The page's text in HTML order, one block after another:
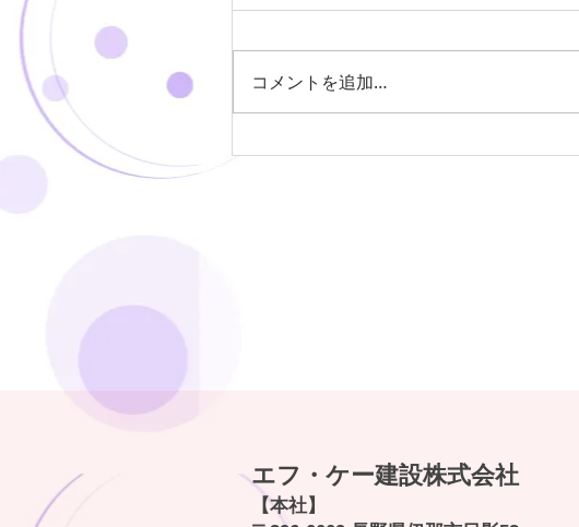
コメントを追加…
エフ・ケー建設株式会社
【本社】